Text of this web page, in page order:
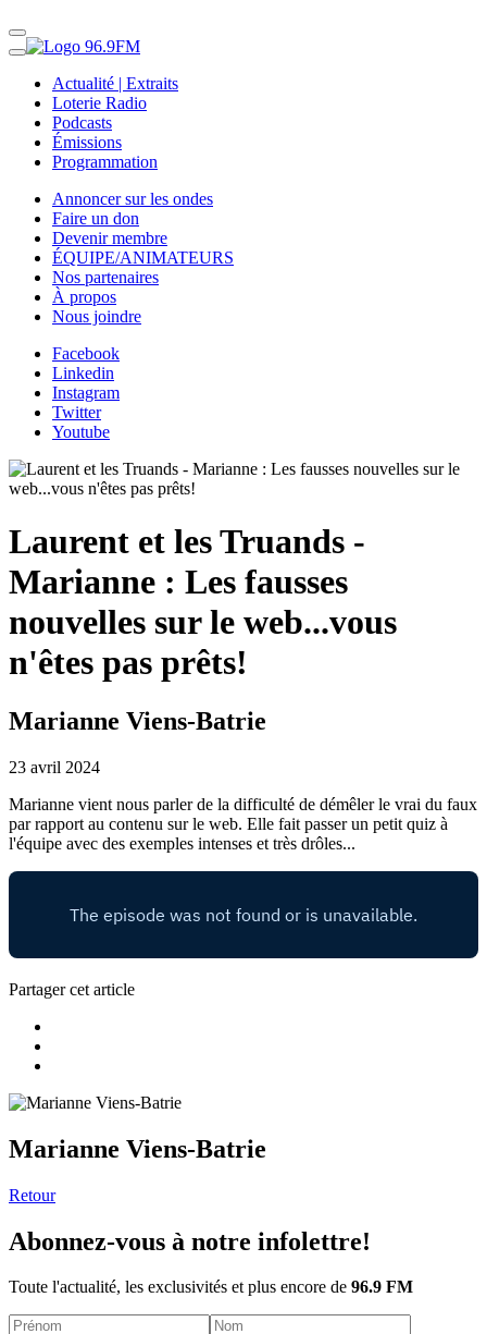
Actualité | Extraits
Loterie Radio
Podcasts
Émissions
Programmation
Annoncer sur les ondes
Faire un don
Devenir membre
ÉQUIPE/ANIMATEURS
Nos partenaires
À propos
Nous joindre
Facebook
Linkedin
Instagram
Twitter
Youtube
Laurent et les Truands -
Marianne : Les fausses
nouvelles sur le web...vous
n'êtes pas prêts!
Marianne Viens-Batrie
23 avril 2024
Marianne vient nous parler de la difficulté de démêler le vrai du faux
par rapport au contenu sur le web. Elle fait passer un petit quiz à
l'équipe avec des exemples intenses et très drôles...
Partager cet article
Marianne Viens-Batrie
Retour
Abonnez-vous à notre infolettre!
Toute l'actualité, les exclusivités et plus encore de 96.9 FM